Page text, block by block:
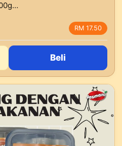
RM 17.50
Beli